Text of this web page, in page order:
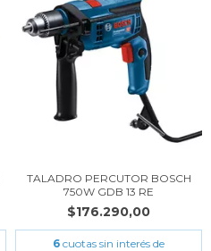
TALADRO PERCUTOR BOSCH
750W GDB 13 RE
$176.290,00
6 cuotas sin interés de